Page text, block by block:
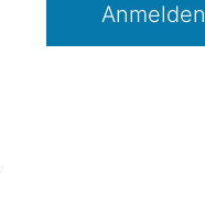
Anmelden